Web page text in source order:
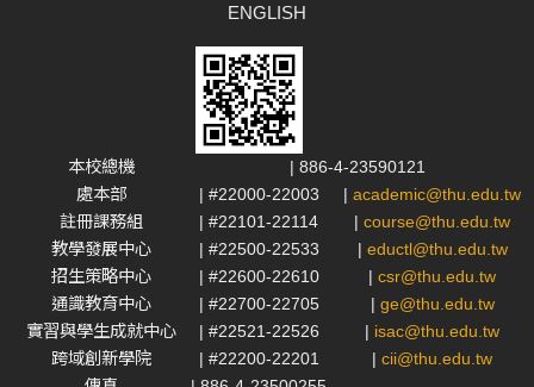
ENGLISH
本校總機
| 886-4-23590121
處本部
| #22000-22003 | academic@thu.edu.tw
註冊課務組
| #22101-22114 | course@thu.edu.tw
教學發展中心
| #22500-22533 | eductl@thu.edu.tw
招生策略中心
| #22600-22610 | csr@thu.edu.tw
通識教育中心
| #22700-22705 | ge@thu.edu.tw
實習與學生成就中心
| #22521-22526 | isac@thu.edu.tw
跨域創新學院
| #22200-22201 | cii@thu.edu.tw